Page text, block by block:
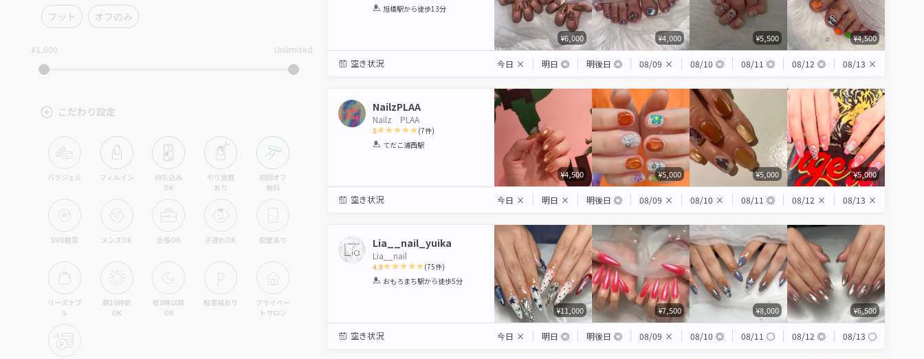
フット オフのみ
¥1,000 Unlimited
こだわり設定
パラジェル フィルイン
持ち込み
OK
やり放題
あり
初回オフ
無料
DVD観賞 メンズOK 出張OK 子連れOK 個室あり
リーズナブ
ル
朝10時前
OK
夜8時以降
OK
駐車場あり
プライベー
トサロン
1 2 3 4 5
旭橋駅から徒歩13分
¥6,000 ¥4,000 ¥5,500 ¥4,500
空き状況 今日 × 明日 ◎ 明後日 ◎ 08/09 × 08/10 ◎ 08/11 ◎ 08/12 ◎ 08/13 ×
NailzPLAA
Nailz PLAA
5
1 2 3 4 5
(7件)
てだこ浦西駅
¥4,500 ¥5,000 ¥5,000 ¥5,000
空き状況 今日 × 明日 × 明後日 ◎ 08/09 × 08/10 × 08/11 ◎ 08/12 × 08/13 ×
Lia__nail_yuika
Lia__nail
4.9
1 2 3 4 5
(75件)
おもろまち駅から徒歩5分
¥11,000 ¥7,500 ¥8,000 ¥6,500
空き状況 今日 × 明日 ◎ 明後日 ◎ 08/09 × 08/10 ◎ 08/11 ◯ 08/12 ◎ 08/13 ◯